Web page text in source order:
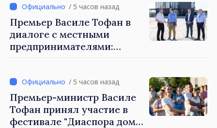
гектар
/ 5 часов назад
Премьер Василе Тофан в
диалоге с местными
предпринимателями:
сообщество, когда есть
инициатива, труд и
предпринимательский дух
/ 5 часов назад
Премьер-министр Василе
Тофан принял участие в
фестивале "Диаспора дома"